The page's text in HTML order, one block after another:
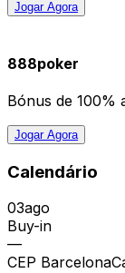
Jogar Agora
888poker
Bónus de 100%
Jogar Agora
Calendário
03ago
Buy-in
—
CEP Barcelona